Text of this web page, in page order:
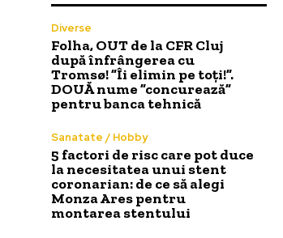
Diverse
Folha, OUT de la CFR Cluj
după înfrângerea cu
Tromsø! ”Îi elimin pe toți!”.
DOUĂ nume ”concurează”
pentru banca tehnică
Sanatate / Hobby
5 factori de risc care pot duce
la necesitatea unui stent
coronarian: de ce să alegi
Monza Ares pentru
montarea stentului